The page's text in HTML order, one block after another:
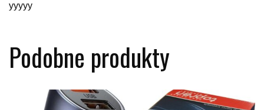
yyyyy
Podobne produkty